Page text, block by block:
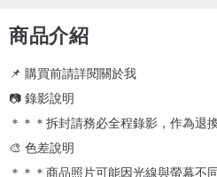
商品介紹
📌 購買前請詳閱關於我
📷 錄影說明
＊＊＊拆封請務必全程錄影，作為退
🎨 色差說明
＊＊＊商品照片可能因光線與螢幕不